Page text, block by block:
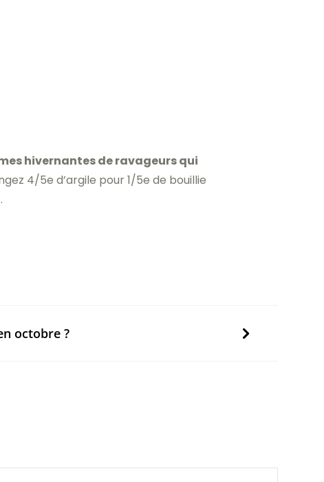
hivernantes de ravageurs qui
4/5e d’argile pour 1/5e de bouillie
octobre ?